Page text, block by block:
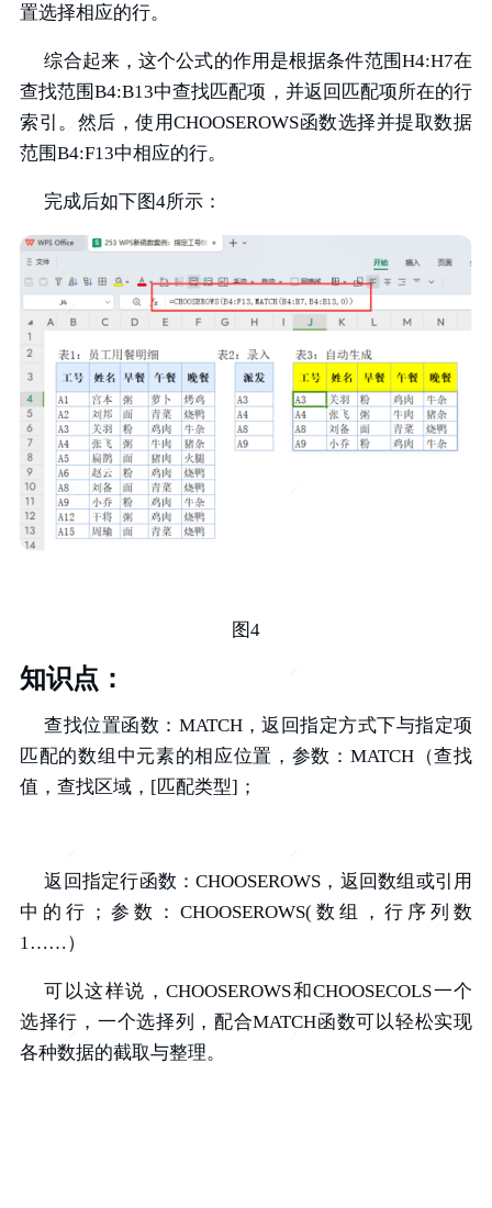
置选择相应的行。
综合起来，这个公式的作用是根据条件范围H4:H7在
查找范围B4:B13中查找匹配项，并返回匹配项所在的行
索引。然后，使用CHOOSEROWS函数选择并提取数据
范围B4:F13中相应的行。
完成后如下图4所示：
图4
知识点：
查找位置函数：MATCH，返回指定方式下与指定项
匹配的数组中元素的相应位置，参数：MATCH（查找
值，查找区域，[匹配类型]；
返回指定行函数：CHOOSEROWS，返回数组或引用
中的行；参数：CHOOSEROWS(数组，行序列数
1……）
可以这样说，CHOOSEROWS和CHOOSECOLS一个
选择行，一个选择列，配合MATCH函数可以轻松实现
各种数据的截取与整理。